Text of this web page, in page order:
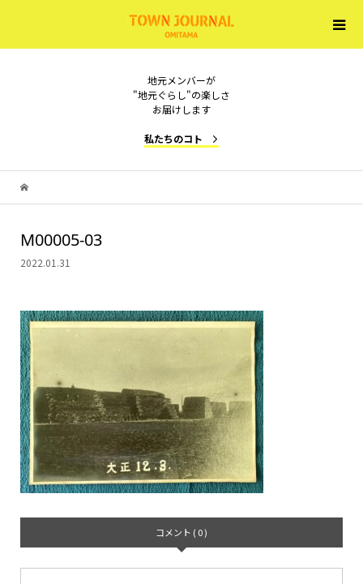
地元メンバーが
"地元ぐらし"の楽しさ
お届けします
私たちのコト
M00005-03
2022.01.31
コメント ( 0 )